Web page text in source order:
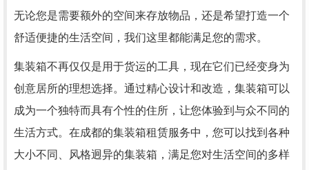
无论您是需要额外的空间来存放物品，还是希望打造一个
舒适便捷的生活空间，我们这里都能满足您的需求。
集装箱不再仅仅是用于货运的工具，现在它们已经变身为
创意居所的理想选择。通过精心设计和改造，集装箱可以
成为一个独特而具有个性的住所，让您体验到与众不同的
生活方式。在成都的集装箱租赁服务中，您可以找到各种
大小不同、风格迥异的集装箱，满足您对生活空间的多样